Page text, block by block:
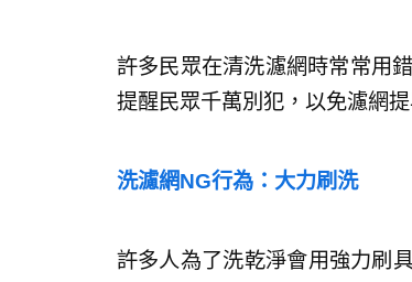
許多民眾在清洗濾網時常常用
提醒民眾千萬別犯，以免濾網提
洗濾網NG行為：大力刷洗
許多人為了洗乾淨會用強力刷